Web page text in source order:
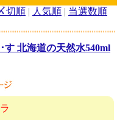
切順 | 人気順 | 当選数順
す 北海道の天然水540ml